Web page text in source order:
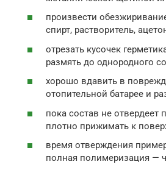
произвести
спирт, растворитель,
отрезать кусочек
размять до однородного
хорошо вдавить в
отопительной батарее и
пока состав не отвердеет
плотно прижимать к
время отверждения
полная полимеризация —